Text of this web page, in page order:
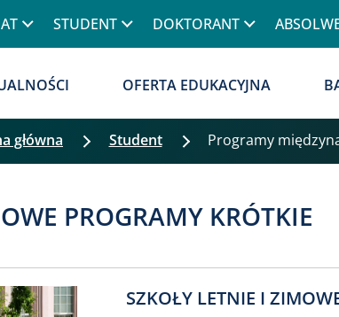
STUDENT DOKTORANT
OFERTA EDUKACYJNA
główna Student Programy
PROGRAMY KRÓTKIE
SZKOŁY LETNIE I